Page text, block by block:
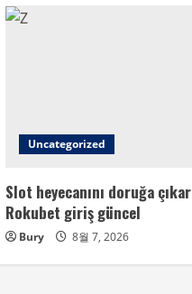
Uncategorized
Slot heyecanını doruğa çıkar
Rokubet giriş güncel
Bury 8월 7, 2026